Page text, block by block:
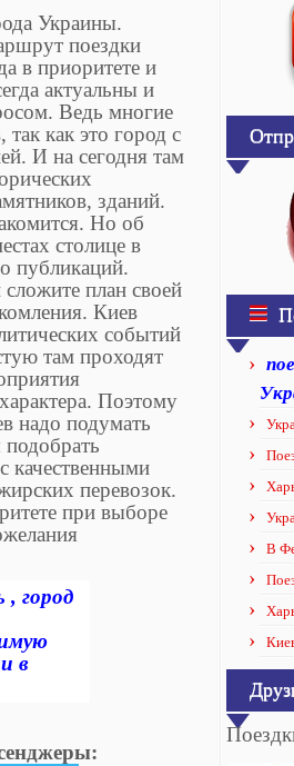
Украины.
поездки
в приоритете и
актуальны и
Ведь многие
как это город с
И на сегодня там
зданий.
Но об
столице в
публикаций.
план своей
Киев
событий
там проходят
Поэтому
надо подумать
подобрать
качественными
перевозок.
при выборе
, город
в
В